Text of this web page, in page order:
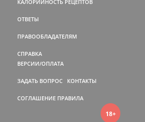
КАЛОРИЙНОСТЬ РЕЦЕПТОВ
ОТВЕТЫ
ПРАВООБЛАДАТЕЛЯМ
СПРАВКА
ВЕРСИИ/ОПЛАТА
ЗАДАТЬ ВОПРОС КОНТАКТЫ
СОГЛАШЕНИЕ ПРАВИЛА
18+